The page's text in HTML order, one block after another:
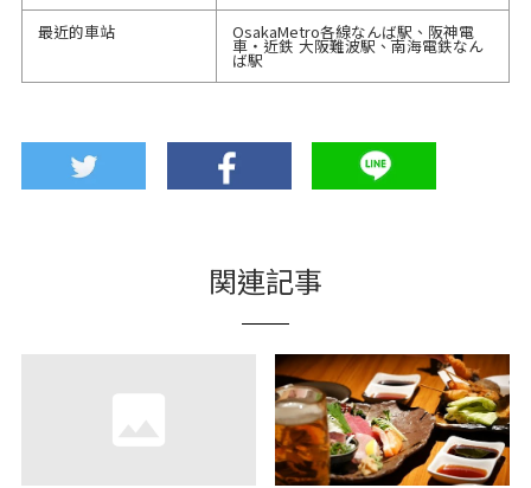
最近的車站
OsakaMetro各線なんば駅、阪神電
車・近鉄 大阪難波駅、南海電鉄なん
ば駅
関連記事